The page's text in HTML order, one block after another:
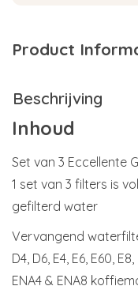
Product
Beschrijving
Inhoud
Set van 3 Eccellente
1 set van 3 filters is
gefilterd water
Vervangend
D4, D6, E4, E6, E60,
ENA4 & ENA8